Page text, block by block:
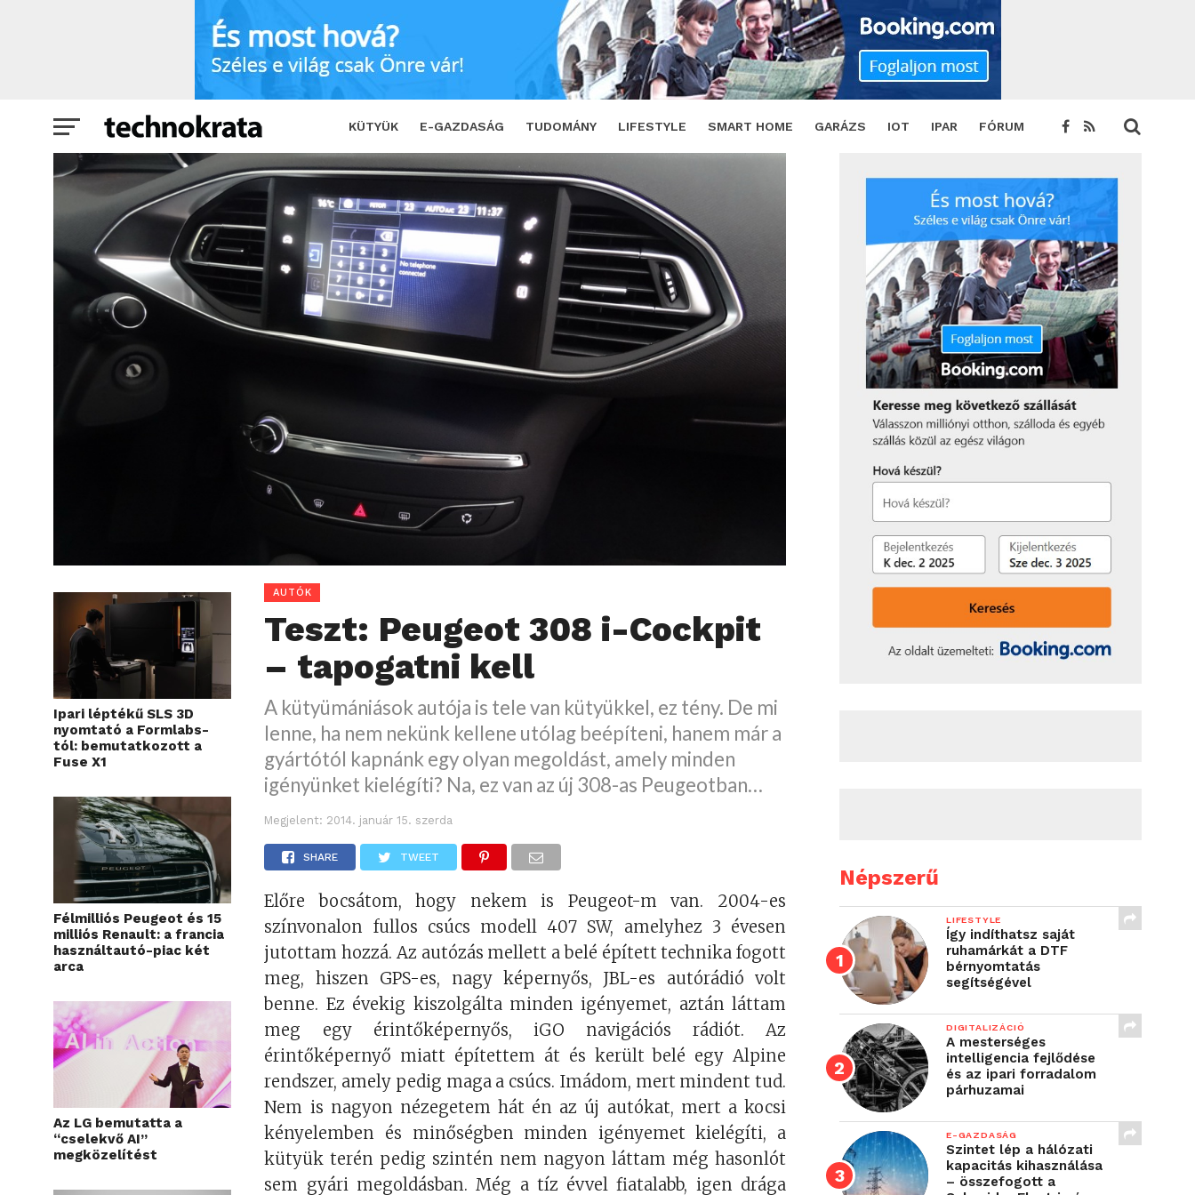
KÜTYÜK E-GAZDASÁG TUDOMÁNY LIFESTYLE SMART HOME GARÁZS IOT IPAR FÓRUM
Teszt: Peugeot 308 i-Cockpit – tapogatni kell TWEET
Ipari léptékű SLS 3D
nyomtató a Formlabs-
tól: bemutatkozott a
Fuse X1
Félmilliós Peugeot és 15
milliós Renault: a francia
használtautó-piac két
arca
Az LG bemutatta a
“cselekvő AI”
megközelítést
AUTÓK
Teszt: Peugeot 308 i-Cockpit
– tapogatni kell
A kütyümániások autója is tele van kütyükkel, ez tény. De mi
lenne, ha nem nekünk kellene utólag beépíteni, hanem már a
gyártótól kapnánk egy olyan megoldást, amely minden
igényünket kielégíti? Na, ez van az új 308-as Peugeotban…
Megjelent: 2014. január 15. szerda
SHARE TWEET
Előre bocsátom, hogy nekem is Peugeot-m van. 2004-es
színvonalon fullos csúcs modell 407 SW, amelyhez 3 évesen
jutottam hozzá. Az autózás mellett a belé épített technika fogott
meg, hiszen GPS-es, nagy képernyős, JBL-es autórádió volt
benne. Ez évekig kiszolgálta minden igényemet, aztán láttam
meg egy érintőképernyős, iGO navigációs rádiót. Az
érintőképernyő miatt építettem át és került belé egy Alpine
rendszer, amely pedig maga a csúcs. Imádom, mert mindent tud.
Nem is nagyon nézegetem hát én az új autókat, mert a kocsi
kényelemben és minőségben minden igényemet kielégíti, a
kütyük terén pedig szintén nem nagyon láttam még hasonlót
sem gyári megoldásban. Még a tíz évvel fiatalabb, igen drága
Népszerű
LIFESTYLE
Így indíthatsz saját
ruhamárkát a DTF
bérnyomtatás
segítségével
DIGITALIZÁCIÓ
A mesterséges
intelligencia fejlődése
és az ipari forradalom
párhuzamai
E-GAZDASÁG
Szintet lép a hálózati
kapacitás kihasználása
– összefogott a